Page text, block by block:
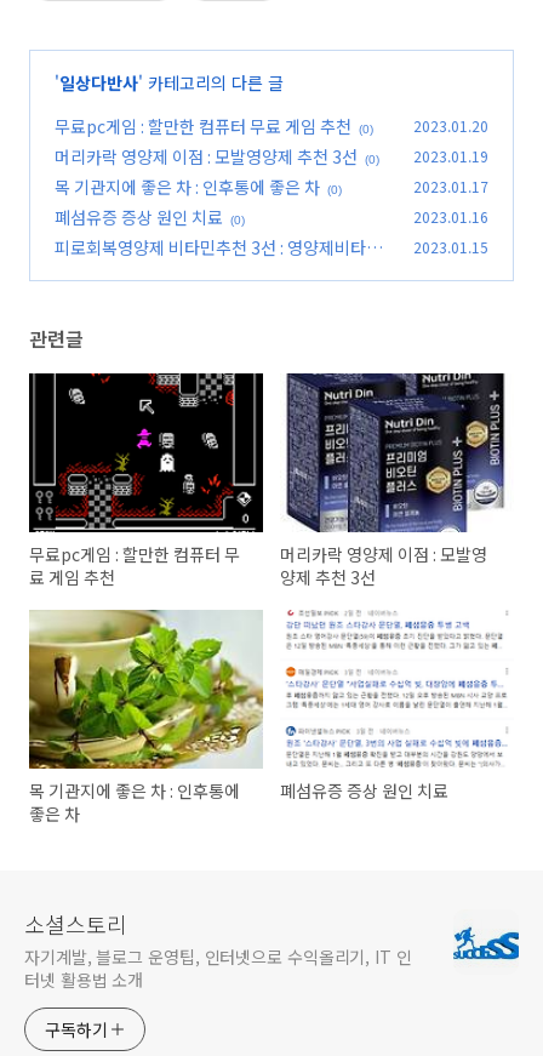
'일상다반사' 카테고리의 다른 글
무료pc게임 : 할만한 컴퓨터 무료 게임 추천
(0) 2023.01.20
머리카락 영양제 이점 : 모발영양제 추천 3선 (0) 2023.01.19
목 기관지에 좋은 차 : 인후통에 좋은 차 (0) 2023.01.17
폐섬유증 증상 원인 치료 (0) 2023.01.16
피로회복영양제 비타민추천 3선 : 영양제비타민 2023.01.15
관련글
무료pc게임 : 할만한 컴퓨터 무
료 게임 추천
머리카락 영양제 이점 : 모발영
양제 추천 3선
목 기관지에 좋은 차 : 인후통에
좋은 차
폐섬유증 증상 원인 치료
소셜스토리
자기계발, 블로그 운영팁, 인터넷으로 수익올리기, IT 인
터넷 활용법 소개
구독하기